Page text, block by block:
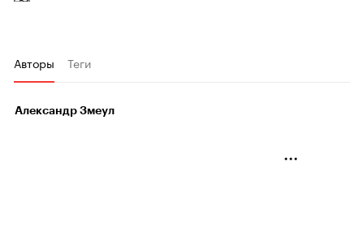
Авторы Теги
Александр Змеул